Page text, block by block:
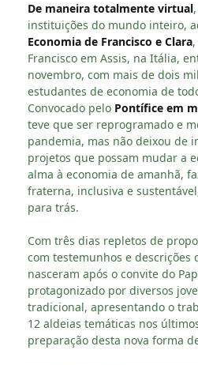
De maneira totalmente virtual
instituições do mundo inteiro,
Economia de Francisco e Clara
Francisco em Assis, na Itália,
novembro, com mais de dois
estudantes de economia de
Convocado pelo Pontífice em
teve que ser reprogramado e
pandemia, mas não deixou de
projetos que possam mudar a
alma à economia de amanhã,
fraterna, inclusiva e
para trás.
Com três dias repletos de
com testemunhos e descrições
nasceram após o convite do
protagonizado por diversos
tradicional, apresentando o
12 aldeias temáticas nos
preparação desta nova forma